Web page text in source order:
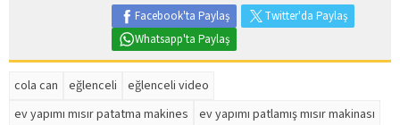
Facebook'ta Paylaş
Twitter'da Paylaş
Whatsapp'ta Paylaş
cola can eğlenceli
eğlenceli video
ev yapımı mısır patatma makines
ev yapımı patlamış mısır makinası